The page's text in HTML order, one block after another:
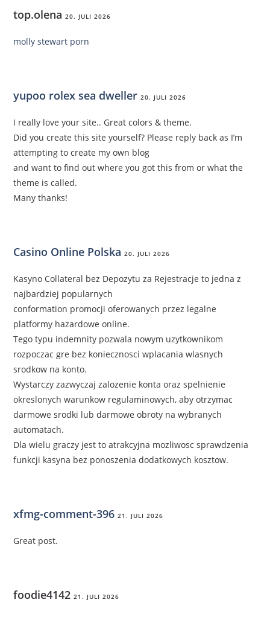
top.olena20. JULI 2026
molly stewart porn
yupoo rolex sea dweller 20. JULI 2026
I really love your site.. Great colors & theme.
Did you create this site yourself? Please reply back as I’m
attempting to create my own blog
and want to find out where you got this from or what the
theme is called.
Many thanks!
Casino Online Polska 20. JULI 2026
Kasyno Collateral bez Depozytu za Rejestracje to jedna z
najbardziej popularnych
conformation promocji oferowanych przez legalne
platformy hazardowe online.
Tego typu indemnity pozwala nowym uzytkownikom
rozpoczac gre bez koniecznosci wplacania wlasnych
srodkow na konto.
Wystarczy zazwyczaj zalozenie konta oraz spelnienie
okreslonych warunkow regulaminowych, aby otrzymac
darmowe srodki lub darmowe obroty na wybranych
automatach.
Dla wielu graczy jest to atrakcyjna mozliwosc sprawdzenia
funkcji kasyna bez ponoszenia dodatkowych kosztow.
xfmg-comment-396 21. JULI 2026
Great post.
foodie414221. JULI 2026